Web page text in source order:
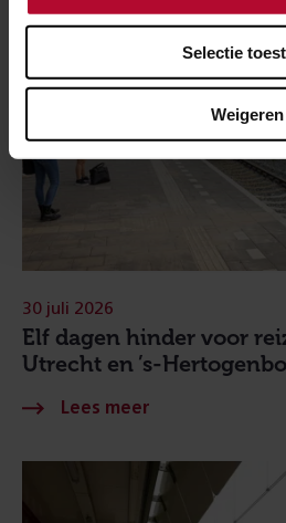
Selectie
Weigeren
Elf dagen hinder voor
Utrecht en ’s-
30 juli 2026